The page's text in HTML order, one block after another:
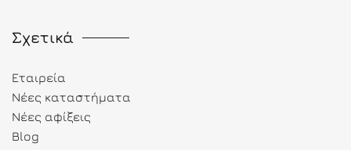
Σχετικά
Εταιρεία
Νέες καταστήματα
Νέες αφίξεις
Blog